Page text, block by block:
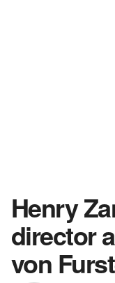
Henry
director
von